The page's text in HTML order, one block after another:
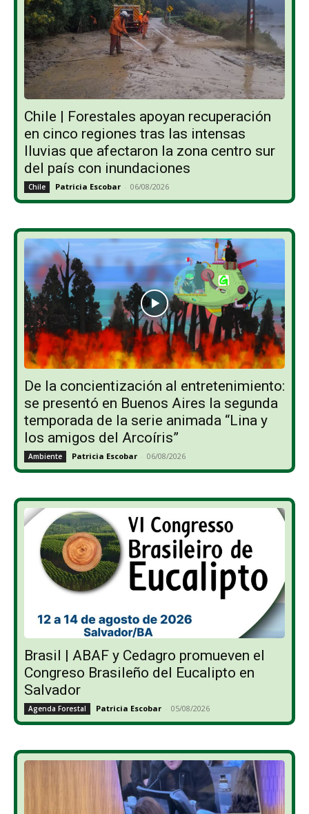
Chile | Forestales apoyan recuperación
en cinco regiones tras las intensas
lluvias que afectaron la zona centro sur
del país con inundaciones
Chile Patricia Escobar - 06/08/2026
De la concientización al entretenimiento:
se presentó en Buenos Aires la segunda
temporada de la serie animada “Lina y
los amigos del Arcoíris”
Ambiente Patricia Escobar - 06/08/2026
Brasil | ABAF y Cedagro promueven el
Congreso Brasileño del Eucalipto en
Salvador
Agenda Forestal Patricia Escobar - 05/08/2026